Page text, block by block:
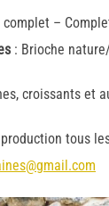
complet –
: Brioche
croissants et
tous